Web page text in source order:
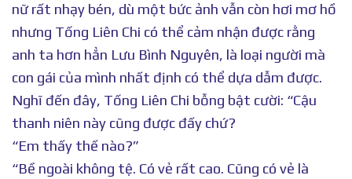
nữ rất nhạy bén, dù một bức ảnh vẫn còn hơi mơ hồ
nhưng Tống Liên Chi có thể cảm nhận được rằng
anh ta hơn hẳn Lưu Bình Nguyên, là loại người mà
con gái của mình nhất định có thể dựa dẫm được.
Nghĩ đến đây, Tống Liên Chi bỗng bật cười: “Cậu
thanh niên này cũng được đấy chứ?
“Em thấy thế nào?”
“Bề ngoài không tệ. Có vẻ rất cao. Cũng có vẻ là